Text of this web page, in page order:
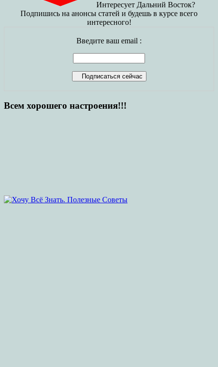
Интересует Дальний Восток?
Подпишись на анонсы статей и будешь в курсе всего
интересного!
Введите ваш email :
Всем хорошего настроения!!!